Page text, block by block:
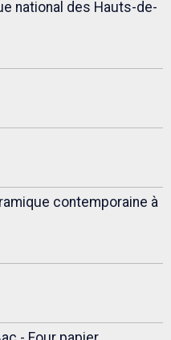
national des Hauts-de-
contemporaine à